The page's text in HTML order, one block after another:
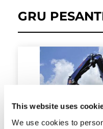
This website uses
We use cookies to
GRU